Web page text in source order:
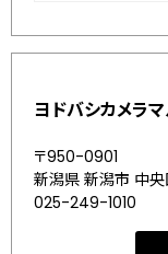
ヨドバシカメラ
〒950-0901
新潟県 新潟市 中
025-249-1010